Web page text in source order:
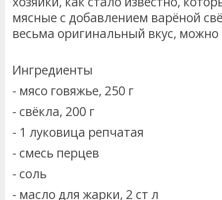
мясные с добавлением варёной
весьма оригинальный вкус, можно
Ингредиенты
- мясо говяжье, 250 г
- свёкла, 200 г
- 1 луковица репчатая
- смесь перцев
- соль
- масло для жарки, 2 ст л